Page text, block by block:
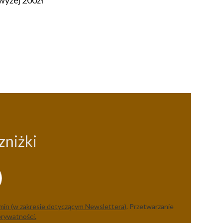
(w zakresie dotyczącym Newslettera). Przetwarzanie